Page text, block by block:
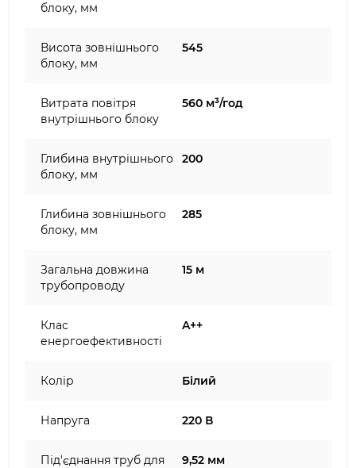
блоку, мм
Висота зовнішнього
блоку, мм
545
Витрата повітря
внутрішнього блоку
560 м³/год
Глибина внутрішнього
блоку, мм
200
Глибина зовнішнього
блоку, мм
285
Загальна довжина
трубопроводу
15 м
Клас
енергоефективності
A++
Колір Білий
Напруга 220 В
Під'єднання труб для
9,52 мм